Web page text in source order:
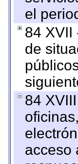
el
84 XVII
de
84
acceso